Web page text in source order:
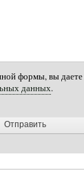
формы, вы даете
данных.